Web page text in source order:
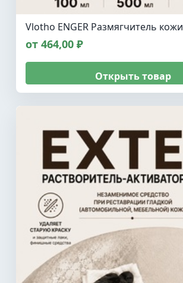
Vlotho ENGER Размягчитель кожи
от 464,00 ₽
Открыть товар